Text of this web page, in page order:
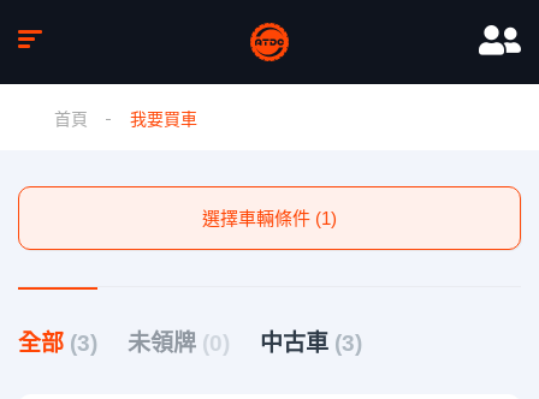
首頁 我要買車
選擇車輛條件 (1)
全部 (3) 未領牌 (0) 中古車 (3)